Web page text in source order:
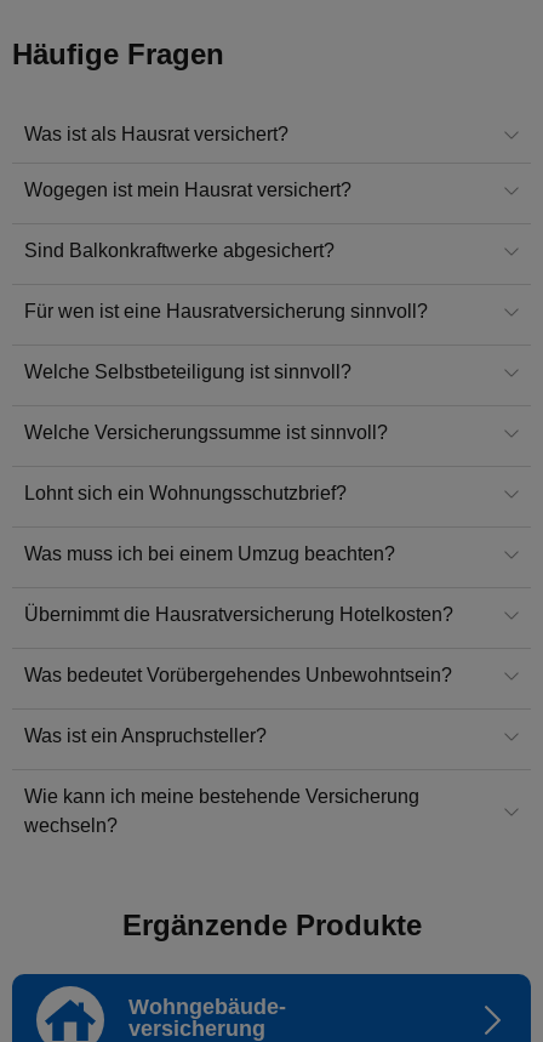
Häufige Fragen
Was ist als Hausrat versichert?
Wogegen ist mein Hausrat versichert?
Sind Balkonkraftwerke abgesichert?
Für wen ist eine Hausratversicherung sinnvoll?
Welche Selbstbeteiligung ist sinnvoll?
Welche Versicherungssumme ist sinnvoll?
Lohnt sich ein Wohnungsschutzbrief?
Was muss ich bei einem Umzug beachten?
Übernimmt die Hausratversicherung Hotelkosten?
Was bedeutet Vorübergehendes Unbewohntsein?
Was ist ein Anspruchsteller?
Wie kann ich meine bestehende Versicherung
wechseln?
Ergänzende Produkte
Wohngebäude-
versicherung